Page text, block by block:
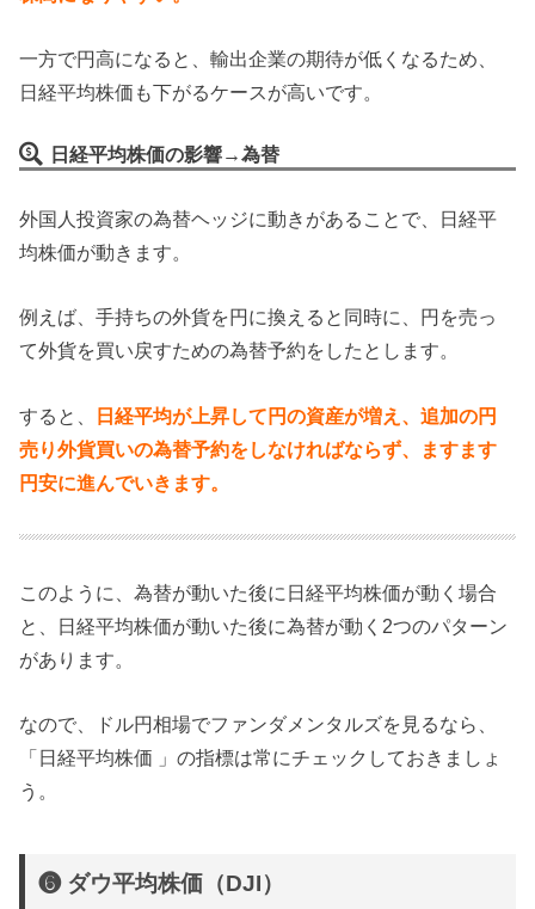
一方で円高になると、輸出企業の期待が低くなるため、
日経平均株価も下がるケースが高いです。
日経平均株価の影響→為替
外国人投資家の為替ヘッジに動きがあることで、日経平
均株価が動きます。
例えば、手持ちの外貨を円に換えると同時に、円を売っ
て外貨を買い戻すための為替予約をしたとします。
すると、
日経平均が上昇して円の資産が増え、追加の円
売り外貨買いの為替予約をしなければならず、ますます
円安に進んでいきます。
このように、為替が動いた後に日経平均株価が動く場合
と、日経平均株価が動いた後に為替が動く2つのパターン
があります。
なので、ドル円相場でファンダメンタルズを見るなら、
「日経平均株価 」の指標は常にチェックしておきましょ
う。
❻ ダウ平均株価（DJI）